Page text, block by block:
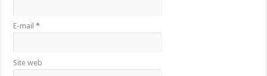
E-mail*
Site web